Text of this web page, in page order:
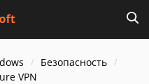
Безопасность
VPN